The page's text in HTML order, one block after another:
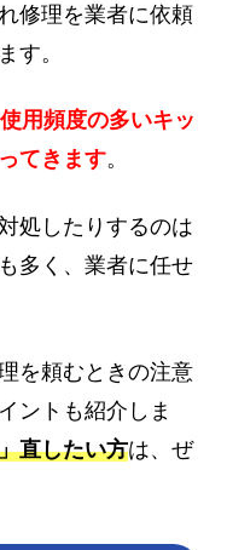
修理を業者に依頼
す。
使用頻度の多いキッ
てきます。
処したりするのは
多く、業者に任せ
を頼むときの注意
ントも紹介しま
直したい方は、ぜ